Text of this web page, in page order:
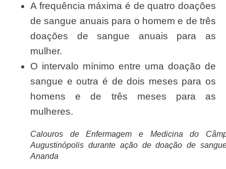
A frequência máxima é de quatro doações
de sangue anuais para o homem e de três
doações de sangue anuais para as
mulher.
O intervalo mínimo entre uma doação de
sangue e outra é de dois meses para os
homens e de três meses para as
mulheres.
Calouros de Enfermagem e Medicina do
Augustinópolis durante ação de doação de
Ananda